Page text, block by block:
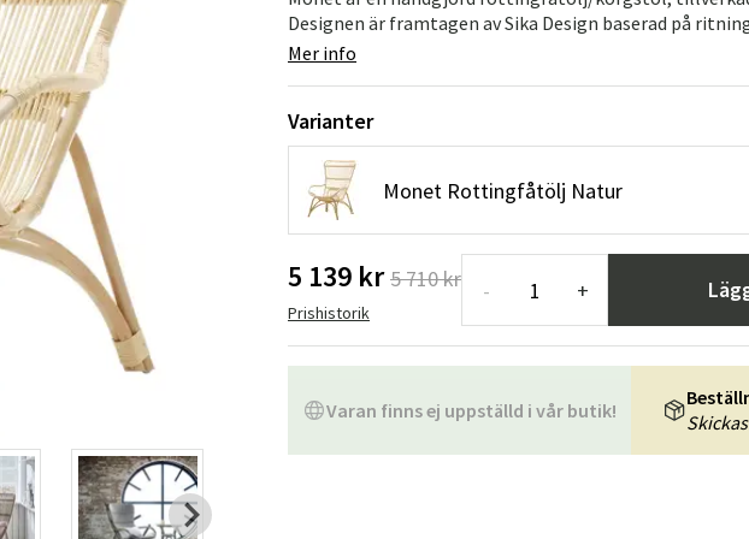
Hängstolar
Underhållsprodukter
Badrumsmattor
Designen är framtagen av Sika Design baserad på
Mer info
Varianter
Monet Rottingfåtölj Natur
5 139 kr5 710 kr
Prishistorik
- +
Varan finns ej uppställd i vår butik!